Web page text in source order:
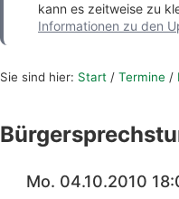
kann es zeitweise zu
Informationen zu den
Sie sind hier: Start / Termine /
Mo. 04.10.2010